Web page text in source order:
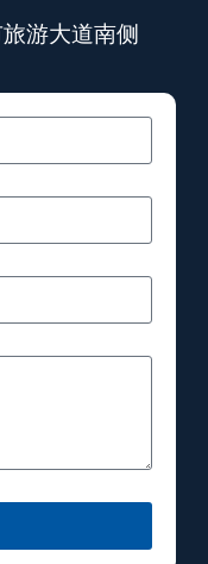
游大道南侧